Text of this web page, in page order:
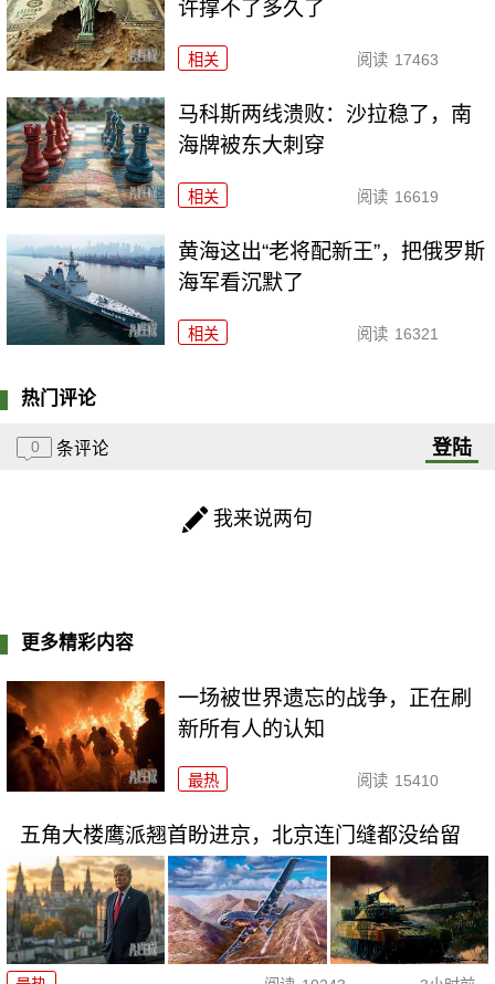
许撑不了多久了
相关 阅读 17463
马科斯两线溃败：沙拉稳了，南
海牌被东大刺穿
相关 阅读 16619
黄海这出“老将配新王”，把俄罗斯
海军看沉默了
相关 阅读 16321
热门评论
0 条评论 登陆
我来说两句
更多精彩内容
一场被世界遗忘的战争，正在刷
新所有人的认知
最热 阅读 15410
五角大楼鹰派翘首盼进京，北京连门缝都没给留